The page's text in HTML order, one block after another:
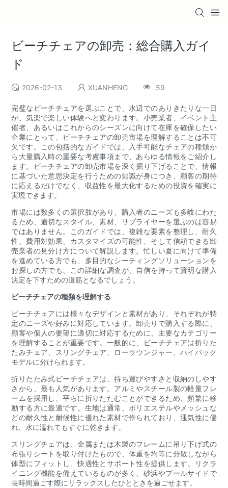
ビーチチェアの卸売：総合購入ガイ
ド
2026-02-13 XUANHENG 59
完璧なビーチチェアを選ぶことで、水辺でのありきたりな一日
が、気楽で楽しい体験へと変わります。小売業者、イベント主
催者、あるいはこれからのシーズンに向けて在庫を確保したい
企業にとって、ビーチチェアの卸売市場を理解することは不可
欠です。この包括的なガイドでは、入手可能なチェアの種類か
ら大量購入時の重要な考慮事項まで、あらゆる情報をご紹介し
ます。ビーチチェアの卸売市場を深く掘り下げることで、情報
に基づいた意思決定を行うための知識が身につき、顧客の期待
に応えるだけでなく、収益性を最大化するための投資を確実に
実現できます。
市場には数多くの選択肢があり、購入者のニーズも多岐にわた
るため、適切なスタイル、素材、サプライヤーを選ぶのは容易
ではありません。このガイドでは、複雑な要素を整理し、耐久
性、費用対効果、カスタマイズの可能性、そして信頼できる卸
売業者の見分け方について解説します。忙しい夏に向けて準備
を進めている方でも、多目的なシーティングソリューションを
お探しの方でも、この詳細な調査が、自信を持って賢明な購入
決定を下すための道筋となるでしょう。
ビーチチェアの種類を理解する
ビーチチェアには様々なデザインと素材があり、それぞれが特
定のニーズや好みに対応しています。卸売りで購入する際に、
顧客や個人の要望に適切に対応するために、主要なカテゴリー
を理解することが重要です。一般的に、ビーチチェアは折りた
たみチェア、スリングチェア、ローラウンジャー、ハイバック
モデルに分けられます。
折りたたみ式ビーチチェアは、持ち運びやすさと収納のしやす
さから、最も人気があります。アルミやスチール製の軽量フレ
ームを採用し、平らに折りたたむことができるため、頻繁に移
動する方に最適です。生地は通常、ポリエステルやメッシュな
どの耐久性と耐候性に優れた素材で作られており、通気性に優
れ、水に濡れてもすぐに乾きます。
スリングチェアは、金属または木製のフレームに吊り下げ式の
布張りシートを取り付けたもので、体重を均等に分散しながら
体型にフィットし、快適性とサポート性を提供します。リクラ
イニング機能を備えているものが多く、砂浜やプールサイドで
長時間過ごす際にリラックスしたひとときを過ごせます。